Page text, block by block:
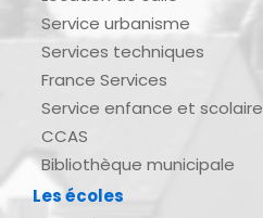
Service urbanisme
Services techniques
France Services
Service enfance et scolaire
CCAS
Bibliothèque municipale
Les écoles